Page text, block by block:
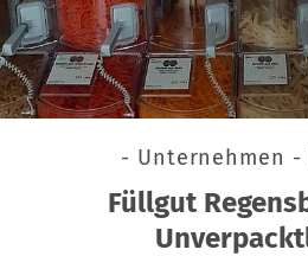
- Unternehmen -
Füllgut